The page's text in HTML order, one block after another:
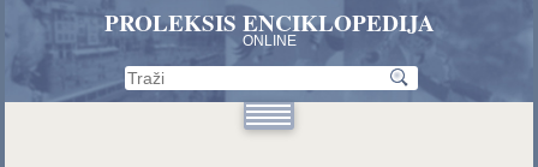
PROLEKSIS ENCIKLOPEDIJA
ONLINE